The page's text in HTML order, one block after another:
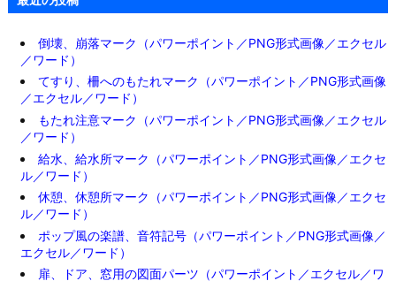
倒壊、崩落マーク（パワーポイント／PNG形式画像／エクセル
／ワード）
てすり、柵へのもたれマーク（パワーポイント／PNG形式画像
／エクセル／ワード）
もたれ注意マーク（パワーポイント／PNG形式画像／エクセル
／ワード）
給水、給水所マーク（パワーポイント／PNG形式画像／エクセ
ル／ワード）
休憩、休憩所マーク（パワーポイント／PNG形式画像／エクセ
ル／ワード）
ポップ風の楽譜、音符記号（パワーポイント／PNG形式画像／
エクセル／ワード）
扉、ドア、窓用の図面パーツ（パワーポイント／エクセル／ワ